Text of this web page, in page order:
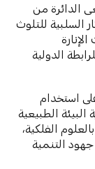
الدائرة من
السلبية للتلوث
الدولية
استخدام
الطبيعية
الفلكية،
التنمية